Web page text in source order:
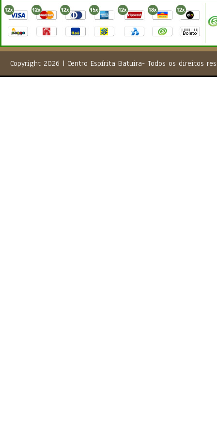
Copyright 2026 | Centro Espírita Batuira- Todos os